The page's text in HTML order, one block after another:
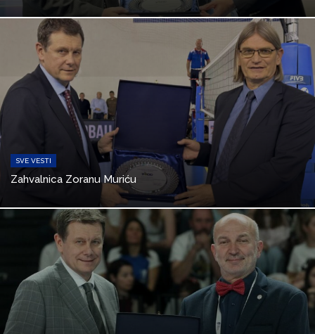
SVE VESTI
Zahvalnica Zoranu Muriću